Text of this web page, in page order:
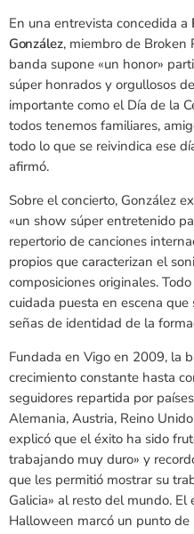
En una entrevista concedida a
González, miembro de Broken
banda supone «un honor»
súper honrados y orgullosos
importante como el Día de la
todos tenemos familiares,
todo lo que se reivindica ese
afirmó.
Sobre el concierto, González
«un show súper entretenido
repertorio de canciones
propios que caracterizan el
composiciones originales.
cuidada puesta en escena
señas de identidad de la
Fundada en Vigo en 2009, la
crecimiento constante hasta
seguidores repartida por
Alemania, Austria, Reino
explicó que el éxito ha sido
trabajando muy duro» y
que les permitió mostrar su
Galicia» al resto del mundo. El
Halloween marcó un punto